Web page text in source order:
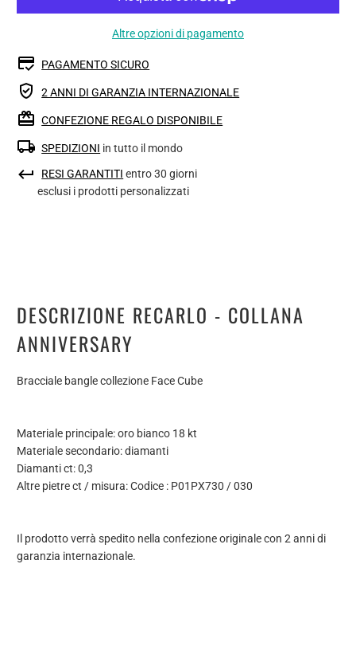
Altre opzioni di pagamento
PAGAMENTO SICURO
2 ANNI DI GARANZIA INTERNAZIONALE
CONFEZIONE REGALO DISPONIBILE
SPEDIZIONI in tutto il mondo
RESI GARANTITI entro 30 giorni
esclusi i prodotti personalizzati
DESCRIZIONE RECARLO - COLLANA
ANNIVERSARY
Bracciale bangle collezione Face Cube
Materiale principale: oro bianco 18 kt
Materiale secondario: diamanti
Diamanti ct: 0,3
Altre pietre ct / misura: Codice : P01PX730 / 030
Il prodotto verrà spedito nella confezione originale con 2 anni di
garanzia internazionale.